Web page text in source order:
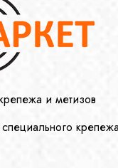
и метизов